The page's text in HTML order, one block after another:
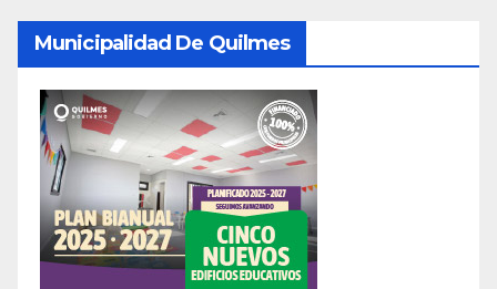
Municipalidad De Quilmes